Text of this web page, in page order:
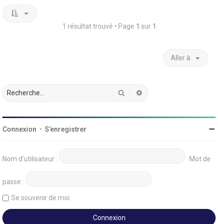
1 résultat trouvé • Page 1 sur 1
Aller à
Rechercher
Connexion • S’enregistrer
Nom d’utilisateur : Mot de
passe :
Se souvenir de moi